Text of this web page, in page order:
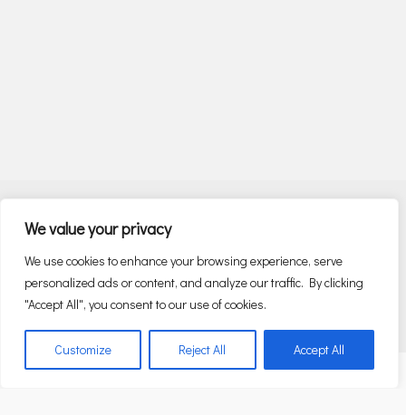
We value your privacy
We use cookies to enhance your browsing experience, serve
personalized ads or content, and analyze our traffic. By clicking
"Accept All", you consent to our use of cookies.
Customize Reject All Accept All
Ελληνικα